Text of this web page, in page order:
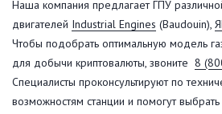
Наша компания предлагает ГПУ
двигателей Industrial Engines (Baudouin),
Чтобы подобрать оптимальную модель
для добычи криптовалюты, звоните 8
Специалисты проконсультируют по
возможностям станции и помогут